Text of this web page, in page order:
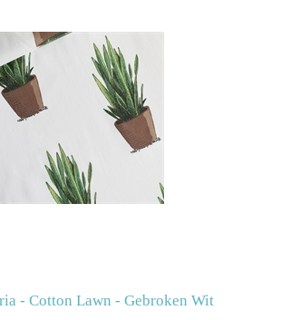
- Cotton Lawn - Gebroken Wit